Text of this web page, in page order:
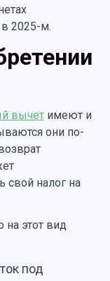
в 2025-м.
вычетимеют и
они по-
свой налог на
на этот вид
под